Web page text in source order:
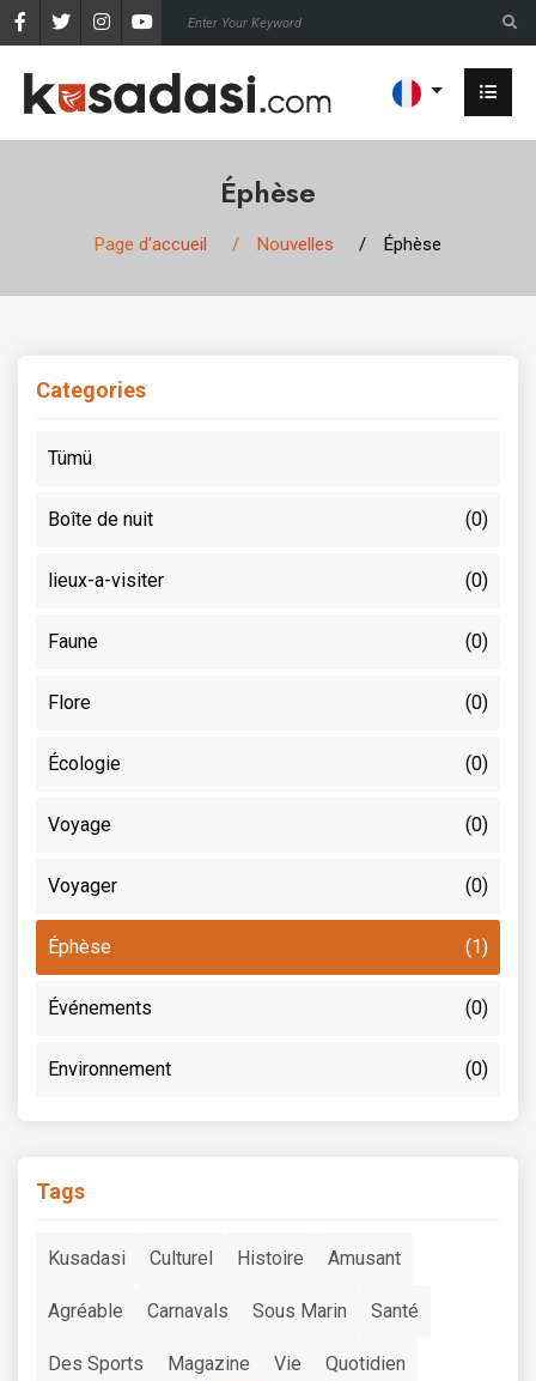
Éphèse
Page d'accueil Nouvelles Éphèse
Categories
Tümü
Boîte de nuit (0)
lieux-a-visiter (0)
Faune (0)
Flore (0)
Écologie (0)
Voyage (0)
Voyager (0)
Éphèse (1)
Événements (0)
Environnement (0)
Tags
Kusadasi Culturel Histoire Amusant
Agréable Carnavals Sous Marin Santé
Des Sports Magazine Vie Quotidien